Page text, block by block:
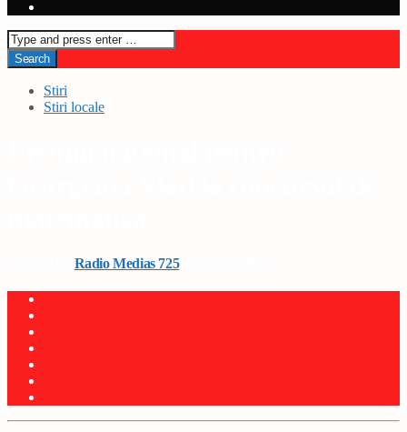
Stiri
Stiri locale
Radio Medias 725on 20 mai 2025